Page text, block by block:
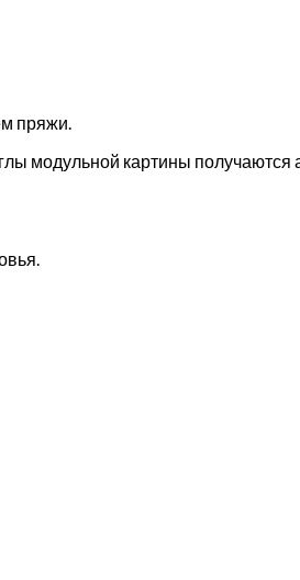
пряжи.
модульной картины